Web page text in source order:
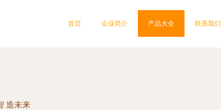
首页 企业简介 产品大全 联系我们
造未来